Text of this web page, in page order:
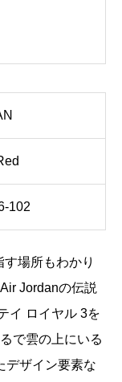
102
場所もわかり
Jordanの伝説
イ ロイヤル 3を
で雲の上にいる
デザイン要素な